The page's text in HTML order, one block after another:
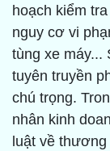
hoạch kiểm
nguy cơ vi
tùng xe máy...
tuyên truyền
chú trọng.
nhân kinh
luật về